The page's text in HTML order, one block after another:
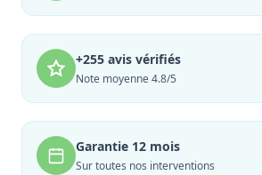
+255 avis vérifiés
Note moyenne 4.8/5
Garantie 12 mois
Sur toutes nos interventions